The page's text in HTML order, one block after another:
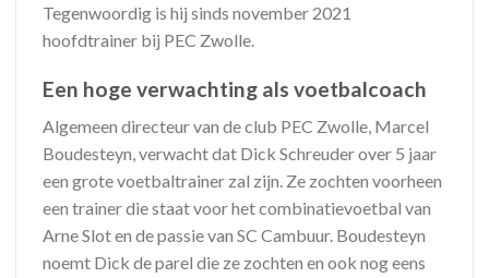
Tegenwoordig is hij sinds november 2021
hoofdtrainer bij PEC Zwolle.
Een hoge verwachting als voetbalcoach
Algemeen directeur van de club PEC Zwolle, Marcel
Boudesteyn, verwacht dat Dick Schreuder over 5 jaar
een grote voetbaltrainer zal zijn. Ze zochten voorheen
een trainer die staat voor het combinatievoetbal van
Arne Slot en de passie van SC Cambuur. Boudesteyn
noemt Dick de parel die ze zochten en ook nog eens